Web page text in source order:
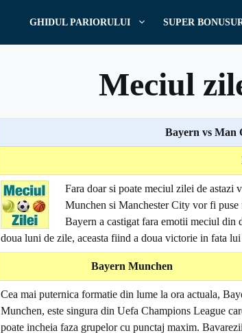
GHIDUL PARIORULUI SUPER
Meciul
9
Bayern vs Man
Fara doar si poate meciul zilei de astazi
Munchen si Manchester City vor fi puse
Bayern a castigat fara emotii meciul din
doua luni de zile, aceasta fiind a doua victorie in fata
Bayern Munchen
Cea mai puternica formatie din lume la ora actuala,
Munchen, este singura din Uefa Champions League
poate incheia faza grupelor cu punctaj maxim.